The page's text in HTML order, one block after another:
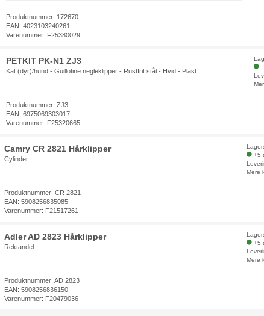
Produktnummer: 172670
EAN: 4023103240261
Varenummer: F25380029
PETKIT PK-N1 ZJ3
Kat (dyr)/hund - Guillotine negleklipper - Rustfrit stål - Hvid - Plast
Produktnummer: ZJ3
EAN: 6975069303017
Varenummer: F25320665
Camry CR 2821 Hårklipper
Cylinder
Produktnummer: CR 2821
EAN: 5908256835085
Varenummer: F21517261
+5
Mere
Adler AD 2823 Hårklipper
Rektandel
Produktnummer: AD 2823
EAN: 5908256836150
Varenummer: F20479036
+5
Mere